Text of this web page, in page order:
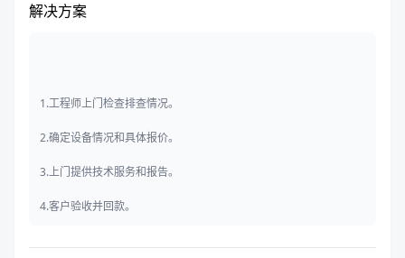
解决方案
1.工程师上门检查排查情况。
2.确定设备情况和具体报价。
3.上门提供技术服务和报告。
4.客户验收并回款。